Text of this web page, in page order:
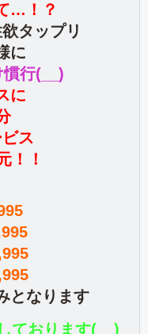
…！？
タップリ
に
行(__)
に
ス
！！
となります
ております(__)